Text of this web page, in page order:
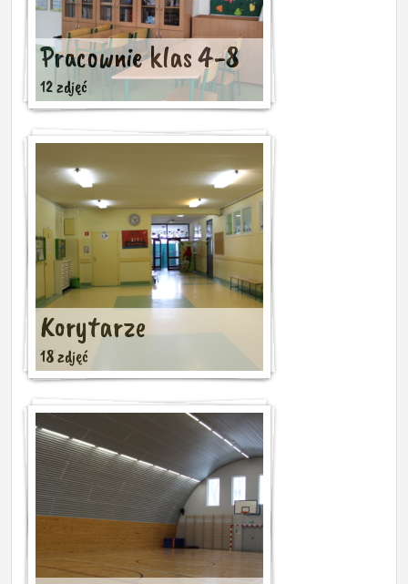
Pracownie klas 4-8
12 zdjęć
Korytarze
18 zdjęć